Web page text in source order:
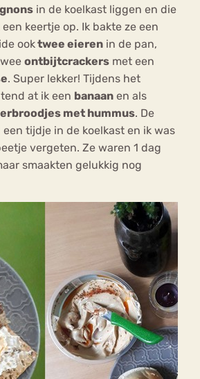
in de koelkast liggen en die
keertje op. Ik bakte ze een
ooktwee eieren in de pan,
ontbijtcrackers met een
. Super lekker! Tijdens het
at ik een banaan en als
met hummus. De
tijdje in de koelkast en ik was
vergeten. Ze waren 1 dag
smaakten gelukkig nog